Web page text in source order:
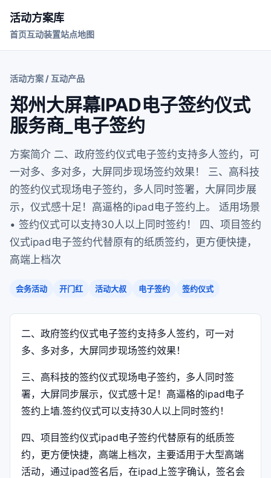
活动方案库
首页互动装置站点地图
活动方案 / 互动产品
郑州大屏幕IPAD电子签约仪式
服务商_电子签约
方案简介 二、政府签约仪式电子签约支持多人签约，可
一对多、多对多，大屏同步现场签约效果！ 三、高科技
的签约仪式现场电子签约，多人同时签署，大屏同步展
示，仪式感十足！高逼格的ipad电子签约上。 适用场景
• 签约仪式可以支持30人以上同时签约！ 四、项目签约
仪式ipad电子签约代替原有的纸质签约，更方便快捷，
高端上档次
会务活动 开门红 活动大叔 电子签约 签约仪式
二、政府签约仪式电子签约支持多人签约，可一对
多、多对多，大屏同步现场签约效果！
三、高科技的签约仪式现场电子签约，多人同时签
署，大屏同步展示，仪式感十足！高逼格的ipad电子
签约上墙.签约仪式可以支持30人以上同时签约！
四、项目签约仪式ipad电子签约代替原有的纸质签
约，更方便快捷，高端上档次，主要适用于大型高端
活动，通过ipad签名后，在ipad上签字确认，签名会